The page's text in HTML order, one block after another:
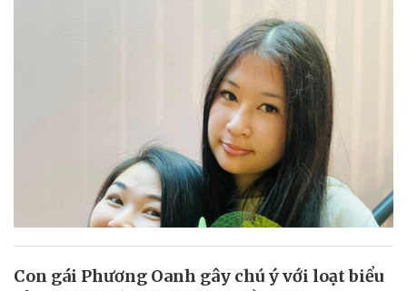
Con gái Phương Oanh gây chú ý với loạt biểu